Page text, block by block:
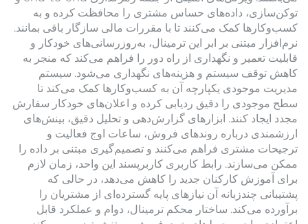
توکن‌سازی، داده‌های حساس مشتری را محافظت کرده و به
کسب‌وکارها کمک می‌کنند تا با مقررات مالی سازگار باقی بمانند.
نرم‌افزار مبتنی بر ابر این ترمینال، به‌روزرسانی‌های خودکار و
قابلیت تعمیر و نگهداری از راه دور را فراهم می‌کند که منجر به
کاهش توقف سیستم و هزینه‌های نگهداری می‌شود. سیستم
مدیریت موجودی یکپارچه آن به کسب‌وکارها کمک می‌کند تا
سطح موجودی را دقیق ردیابی کرده و اعلان‌های خودکار سفارش
مجدد ایجاد کنند. ابزارهای گزارش‌دهی و تحلیل دقیق، بینش‌های
ارزشمندی درباره روندهای فروش، ساعات اوج فعالیت و
ترجیحات مشتری فراهم می‌کنند و تصمیم‌گیری مبتنی بر داده را
ممکن می‌سازند. رابط کاربری کاربرپسند این واحد، زمان لازم
برای آموزش کارکنان جدید را کاهش می‌دهد، در حالی که
پشتیبانی چندزبانه آن نیازهای پایه گسترده‌ای از مشتریان را
برآورده می‌کند. ساختار محکم ترمینال، دوام و عملکرد قابل